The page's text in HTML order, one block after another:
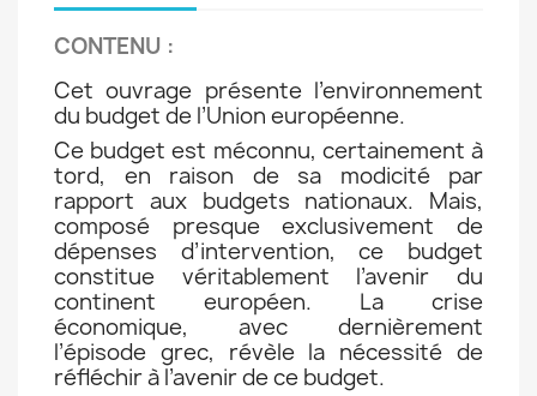
CONTENU :
Cet ouvrage présente l’environnement
du budget de l’Union européenne.
Ce budget est méconnu, certainement à
tord, en raison de sa modicité par
rapport aux budgets nationaux. Mais,
composé presque exclusivement de
dépenses d’intervention, ce budget
constitue véritablement l’avenir du
continent européen. La crise
économique, avec dernièrement
l’épisode grec, révèle la nécessité de
réfléchir à l’avenir de ce budget.